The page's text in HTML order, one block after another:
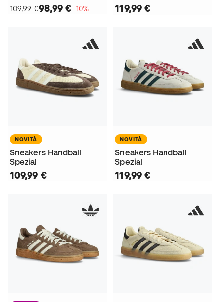
109,99 €98,99 €−10% 119,99 €
NOVITÀ
Sneakers Handball
Spezial
109,99 €
NOVITÀ
Sneakers Handball
Spezial
119,99 €